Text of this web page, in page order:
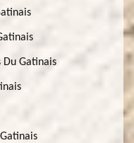
Gatinais